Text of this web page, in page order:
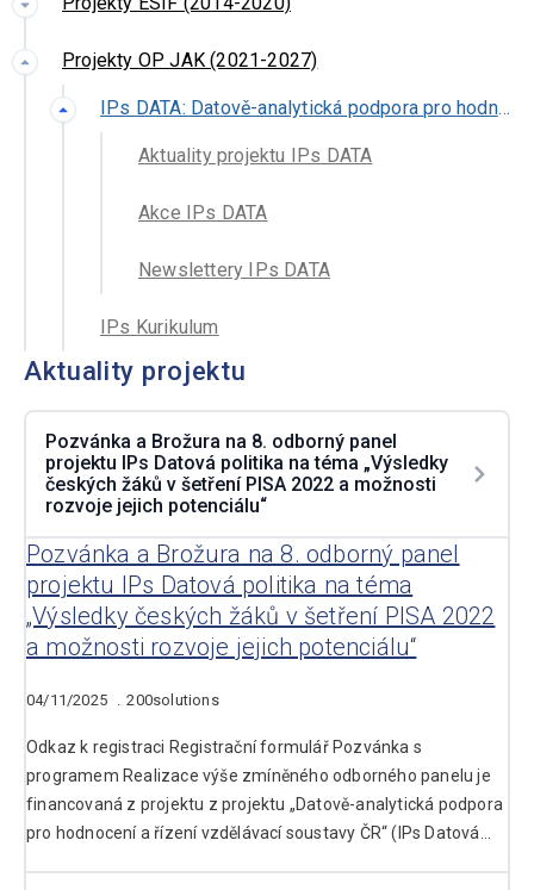
Projekty OP JAK (2021-2027)
IPs DATA: Datově-analytická podpora pro hodnocení a řízení vzdělávací soustavy ČR
Aktuality projektu IPs DATA
Akce IPs DATA
Newslettery IPs DATA
IPs Kurikulum
Aktuality projektu
Pozvánka a Brožura na 8. odborný panel
projektu IPs Datová politika na téma „Výsledky
českých žáků v šetření PISA 2022 a možnosti
rozvoje jejich potenciálu“
Pozvánka a Brožura na 8. odborný panel
projektu IPs Datová politika na téma
„Výsledky českých žáků v šetření PISA 2022
a možnosti rozvoje jejich potenciálu“
04/11/2025 200solutions
Odkaz k registraci Registrační formulář Pozvánka s
programem Realizace výše zmíněného odborného panelu je
financovaná z projektu z projektu „Datově-analytická podpora
pro hodnocení a řízení vzdělávací soustavy ČR“ (IPs Datová…